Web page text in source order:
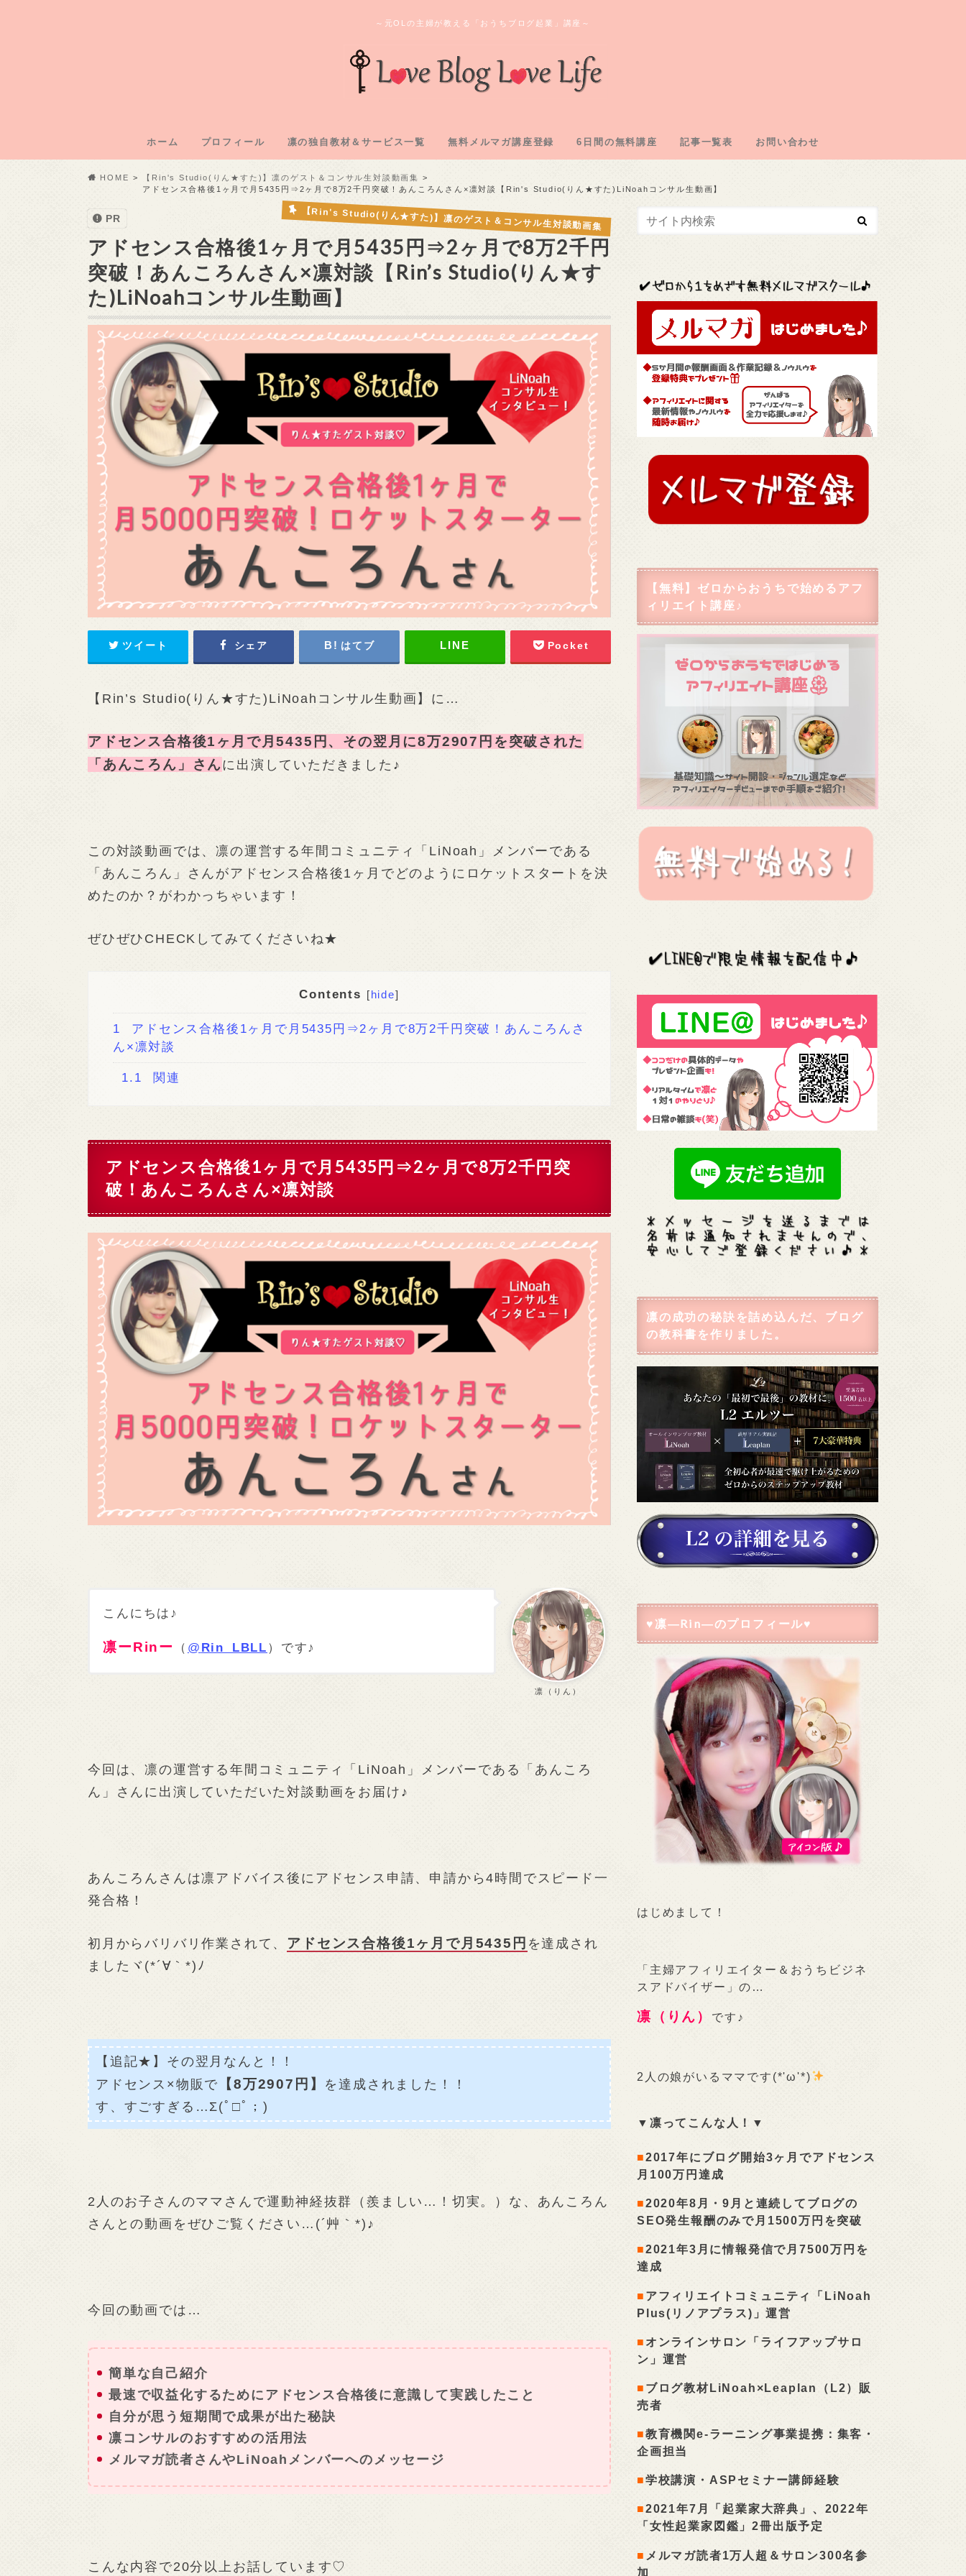
～元OLの主婦が教える「おうちブログ起業」講座～
ホーム プロフィール 凛の独自教材＆サービス一覧 無料メルマガ講座登録 6日間の無料講座 記事一覧表 お問い合わせ
HOME
【Rin's Studio(りん★すた)】凛のゲスト＆コンサル生対談動画集
アドセンス合格後1ヶ月で月5435円⇒2ヶ月で8万2千円突破！あんころんさん×凛対談【Rin's Studio(りん★すた)LiNoahコンサル生動画】
【Rin's Studio(りん★すた)】凛のゲスト＆コンサル生対談動画集
PR
アドセンス合格後1ヶ月で月5435円⇒2ヶ月で8万2千円
突破！あんころんさん×凛対談【Rin’s Studio(りん★す
た)LiNoahコンサル生動画】
ツイート シェア はてブ Pocket
【Rin’s Studio(りん★すた)LiNoahコンサル生動画】に…
アドセンス合格後1ヶ月で月5435円、その翌月に8万2907円を突破された
「あんころん」さんに出演していただきました♪
この対談動画では、凛の運営する年間コミュニティ「LiNoah」メンバーである
「あんころん」さんがアドセンス合格後1ヶ月でどのようにロケットスタートを決
めたのか？がわかっちゃいます！
ぜひぜひCHECKしてみてくださいね★
Contents [hide]
1
アドセンス合格後1ヶ月で月5435円⇒2ヶ月で8万2千円突破！あんころんさ
ん×凛対談
1.1 関連
アドセンス合格後1ヶ月で月5435円⇒2ヶ月で8万2千円突
破！あんころんさん×凛対談
凛（りん）
こんにちは♪
凛ーRinー （ @ Rin_LBLL ）です♪
今回は、凛の運営する年間コミュニティ「LiNoah」メンバーである「あんころ
ん」さんに出演していただいた対談動画をお届け♪
あんころんさんは凛アドバイス後にアドセンス申請、申請から4時間でスピード一
発合格！
初月からバリバリ作業されて、 アドセンス合格後1ヶ月で月5435円 を達成され
ましたヾ(*´∀｀*)ﾉ
【追記★】その翌月なんと！！
アドセンス×物販で 【8万2907円】
を達成されました！！
す、すごすぎる…Σ(ﾟ□ﾟ；)
2人のお子さんのママさんで運動神経抜群（羨ましい…！切実。）な、あんころん
さんとの動画をぜひご覧ください…(´艸｀*)♪
今回の動画では…
簡単な自己紹介
最速で収益化するためにアドセンス合格後に意識して実践したこと
自分が思う短期間で成果が出た秘訣
凛コンサルのおすすめの活用法
メルマガ読者さんやLiNoahメンバーへのメッセージ
こんな内容で20分以上お話しています♡
【無料】ゼロからおうちで始めるアフ
ィリエイト講座♪
凛の成功の秘訣を詰め込んだ、ブログ
の教科書を作りました。
♥凛―Rin―のプロフィール♥
はじめまして！
「主婦アフィリエイター＆おうちビジネ
スアドバイザー」の…
凛（りん） です♪
2人の娘がいるママです(*'ω'*)
▼凛ってこんな人！▼
■2017年にブログ開始3ヶ月でアドセンス
月100万円達成
■2020年8月・9月と連続してブログの
SEO発生報酬のみで月1500万円を突破
■2021年3月に情報発信で月7500万円を
達成
■ アフィリエイトコミュニティ「LiNoah
Plus(リノアプラス)」運営
■ オンラインサロン「ライフアップサロ
ン」運営
■ ブログ教材LiNoah×Leaplan（L2）販
売者
■教育機関e-ラーニング事業提携：集客・
企画担当
■学校講演・ASPセミナー講師経験
■2021年7月「起業家大辞典」、2022年
「女性起業家図鑑」2冊出版予定
■ メルマガ読者1万人超＆サロン300名参
加